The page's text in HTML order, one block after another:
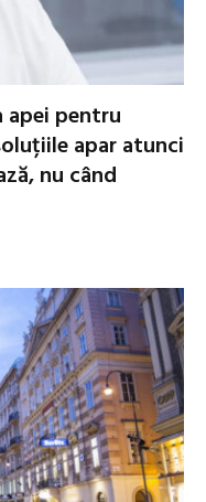
apei pentru
apar atunci
nu când